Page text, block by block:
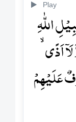
Play
اللّٰہِ
اَذًی
عَلَیۡہِمۡ